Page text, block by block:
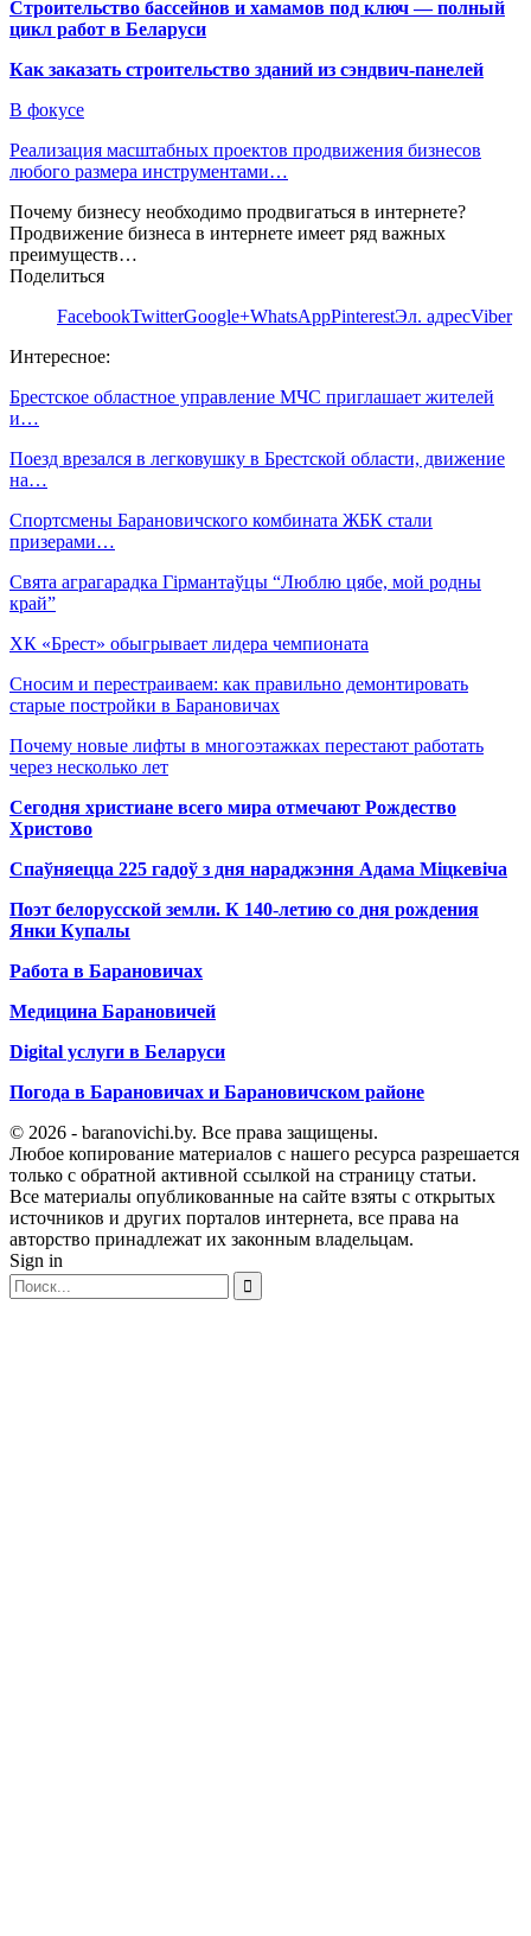
Строительство бассейнов и хамамов под ключ — полный
цикл работ в Беларуси
Как заказать строительство зданий из сэндвич-панелей
В фокусе
Реализация масштабных проектов продвижения бизнесов
любого размера инструментами…
Почему бизнесу необходимо продвигаться в интернете?
Продвижение бизнеса в интернете имеет ряд важных
преимуществ…
Поделиться
FacebookTwitterGoogle+WhatsAppPinterestЭл. адресViber
Интересное:
Брестское областное управление МЧС приглашает жителей
и…
Поезд врезался в легковушку в Брестской области, движение
на…
Спортсмены Барановичского комбината ЖБК стали
призерами…
Свята аграгарадка Гірмантаўцы “Люблю цябе, мой родны
край”
ХК «Брест» обыгрывает лидера чемпионата
Сносим и перестраиваем: как правильно демонтировать
старые постройки в Барановичах
Почему новые лифты в многоэтажках перестают работать
через несколько лет
Сегодня христиане всего мира отмечают Рождество
Христово
Спаўняецца 225 гадоў з дня нараджэння Адама Міцкевіча
Поэт белорусской земли. К 140-летию со дня рождения
Янки Купалы
Работа в Барановичах
Медицина Барановичей
Digital услуги в Беларуси
Погода в Барановичах и Барановичском районе
© 2026 - baranovichi.by. Все права защищены.
Любое копирование материалов с нашего ресурса разрешается
только с обратной активной ссылкой на страницу статьи.
Все материалы опубликованные на сайте взяты с открытых
источников и других порталов интернета, все права на
авторство принадлежат их законным владельцам.
Sign in